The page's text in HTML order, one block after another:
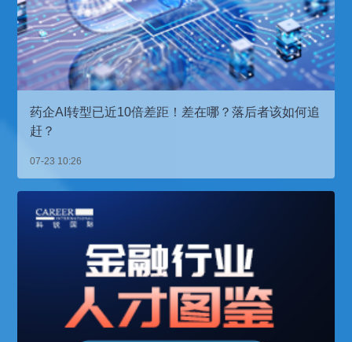
药企AI转型已近10倍差距！差在哪？落后者该如何追
赶？
07-23 10:26